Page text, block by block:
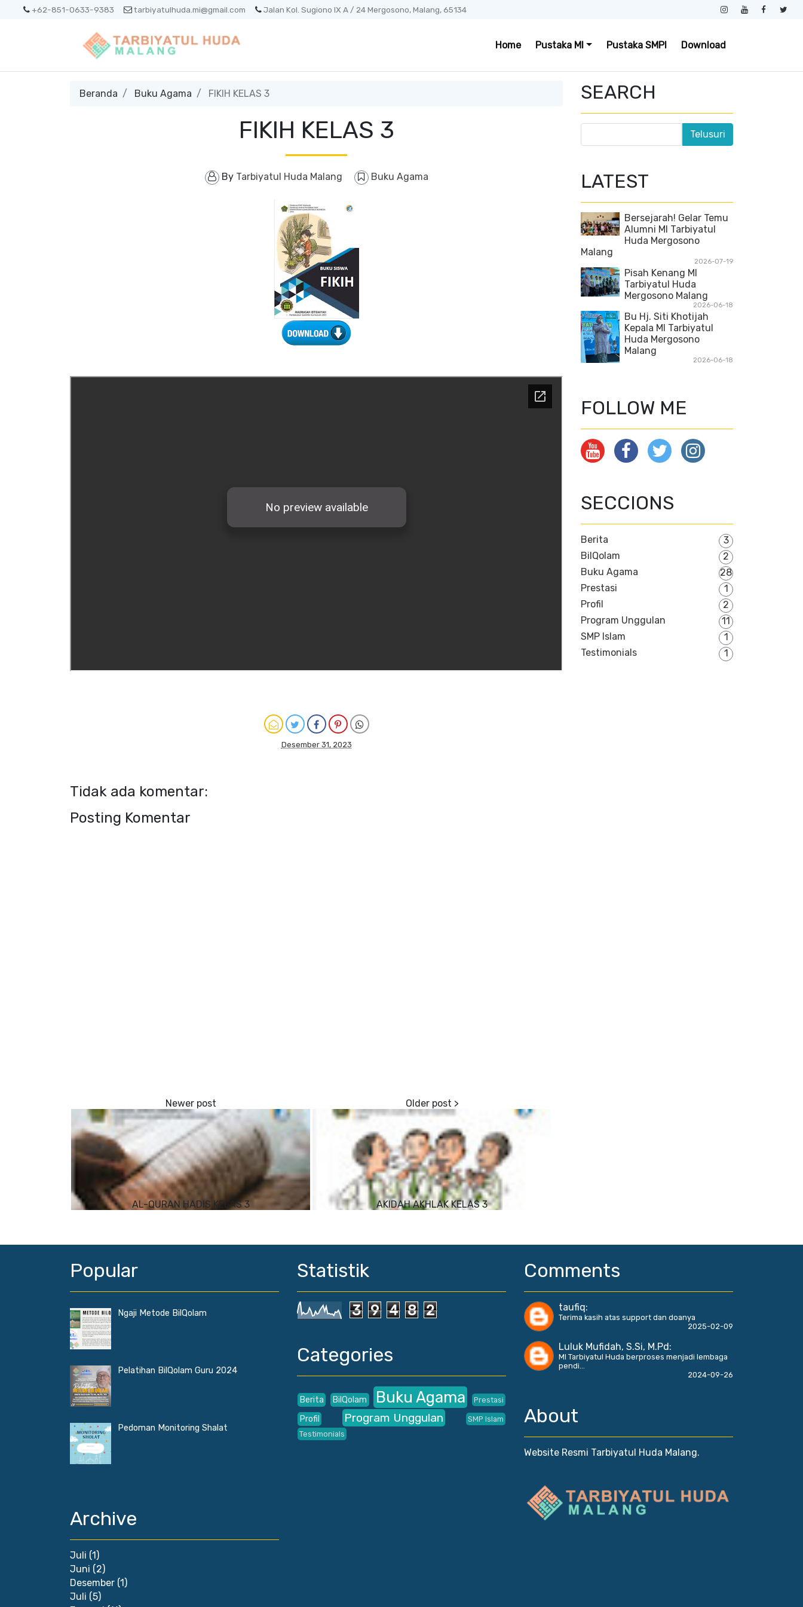
+62-851-0633-9383 tarbiyatulhuda.mi@gmail.com Jalan Kol. Sugiono IX A / 24 Mergosono, Malang, 65134
Home Pustaka MI Pustaka SMPI Download
Beranda Buku Agama FIKIH KELAS 3
FIKIH KELAS 3
By Tarbiyatul Huda Malang Buku Agama
Desember 31, 2023
Tidak ada komentar:
Posting Komentar
AL-QURAN HADIS KELAS 3 AKIDAH AKHLAK KELAS 3
SEARCH
LATEST
Bersejarah! Gelar Temu
Alumni MI Tarbiyatul
Huda Mergosono
Malang
2026-07-19
Pisah Kenang MI
Tarbiyatul Huda
Mergosono Malang
2026-06-18
Bu Hj. Siti Khotijah
Kepala MI Tarbiyatul
Huda Mergosono
Malang
2026-06-18
FOLLOW ME
SECCIONS
Berita
3
BilQolam
2
Buku Agama
28
Prestasi
1
Profil
2
Program Unggulan
11
SMP Islam
1
Testimonials
1
Popular
Ngaji Metode BilQolam
Pelatihan BilQolam Guru 2024
Pedoman Monitoring Shalat
Archive
Juli (1)
Juni (2)
Desember (1)
Juli (5)
Statistik
3 9 4 8 2
Categories
Berita BilQolam Buku Agama Prestasi
Profil Program Unggulan
SMP Islam
Testimonials
Comments
taufiq:
Terima kasih atas support dan doanya
2025-02-09
Luluk Mufidah, S.Si, M.Pd:
MI Tarbiyatul Huda berproses menjadi lembaga
pendi...
2024-09-26
About
Website Resmi Tarbiyatul Huda Malang.